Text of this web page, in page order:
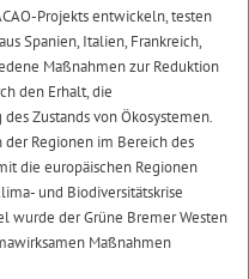
Projekts entwickeln, testen
Spanien, Italien, Frankreich,
Maßnahmen zur Reduktion
den Erhalt, die
Zustands von Ökosystemen.
der Regionen im Bereich des
die europäischen Regionen
und Biodiversitätskrise
wurde der Grüne Bremer Westen
Maßnahmen